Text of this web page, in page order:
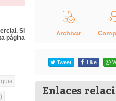
Si
página
Archivar
Tweet Like
Enlaces